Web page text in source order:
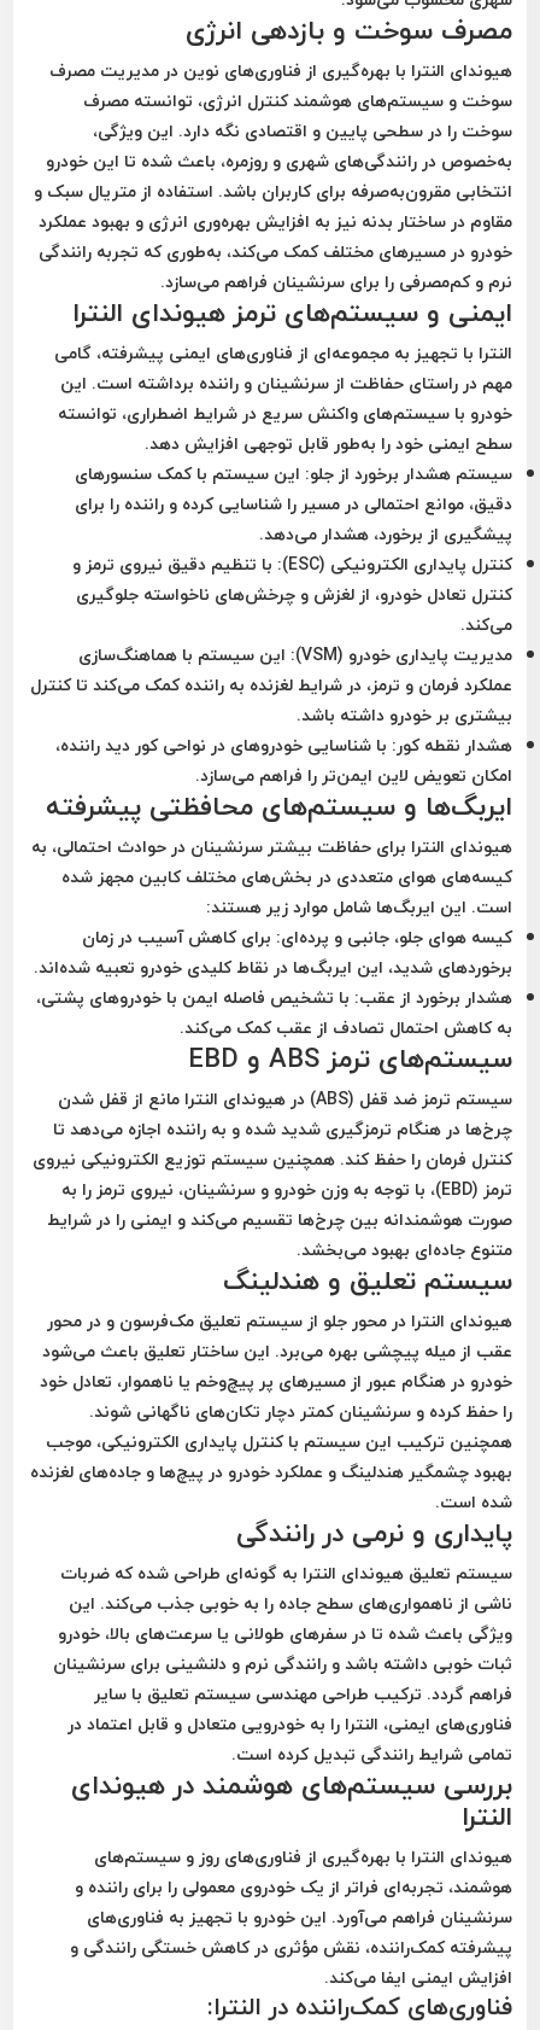
مصرف سوخت و بازدهی انرژی
هیوندای النترا با بهره‌گیری از فناوری‌های نوین در مدیریت مصرف
سوخت و سیستم‌های هوشمند کنترل انرژی، توانسته مصرف
سوخت را در سطحی پایین و اقتصادی نگه دارد. این ویژگی،
به‌خصوص در رانندگی‌های شهری و روزمره، باعث شده تا این خودرو
انتخابی مقرون‌به‌صرفه برای کاربران باشد. استفاده از متریال سبک و
مقاوم در ساختار بدنه نیز به افزایش بهره‌وری انرژی و بهبود عملکرد
خودرو در مسیرهای مختلف کمک می‌کند، به‌طوری که تجربه رانندگی
نرم و کم‌مصرفی را برای سرنشینان فراهم می‌سازد.
ایمنی و سیستم‌های ترمز هیوندای النترا
النترا با تجهیز به مجموعه‌ای از فناوری‌های ایمنی پیشرفته، گامی
مهم در راستای حفاظت از سرنشینان و راننده برداشته است. این
خودرو با سیستم‌های واکنش سریع در شرایط اضطراری، توانسته
سطح ایمنی خود را به‌طور قابل توجهی افزایش دهد.
سیستم هشدار برخورد از جلو: این سیستم با کمک سنسورهای
دقیق، موانع احتمالی در مسیر را شناسایی کرده و راننده را برای
پیشگیری از برخورد، هشدار می‌دهد.
کنترل پایداری الکترونیکی (ESC):
با تنظیم دقیق نیروی ترمز و
کنترل تعادل خودرو، از لغزش و چرخش‌های ناخواسته جلوگیری
می‌کند.
مدیریت پایداری خودرو (VSM):
این سیستم با هماهنگ‌سازی
عملکرد فرمان و ترمز، در شرایط لغزنده به راننده کمک می‌کند تا کنترل
بیشتری بر خودرو داشته باشد.
هشدار نقطه کور: با شناسایی خودروهای در نواحی کور دید راننده،
امکان تعویض لاین ایمن‌تر را فراهم می‌سازد.
ایربگ‌ها و سیستم‌های محافظتی پیشرفته
هیوندای النترا برای حفاظت بیشتر سرنشینان در حوادث احتمالی، به
کیسه‌های هوای متعددی در بخش‌های مختلف کابین مجهز شده
است. این ایربگ‌ها شامل موارد زیر هستند:
کیسه هوای جلو، جانبی و پرده‌ای: برای کاهش آسیب در زمان
برخوردهای شدید، این ایربگ‌ها در نقاط کلیدی خودرو تعبیه شده‌اند.
هشدار برخورد از عقب: با تشخیص فاصله ایمن با خودروهای پشتی،
به کاهش احتمال تصادف از عقب کمک می‌کند.
سیستم‌های ترمز ABS و EBD
سیستم ترمز ضد قفل (ABS) در هیوندای النترا مانع از قفل شدن
چرخ‌ها در هنگام ترمزگیری شدید شده و به راننده اجازه می‌دهد تا
کنترل فرمان را حفظ کند. همچنین سیستم توزیع الکترونیکی نیروی
ترمز (EBD)، با توجه به وزن خودرو و سرنشینان، نیروی ترمز را به
صورت هوشمندانه بین چرخ‌ها تقسیم می‌کند و ایمنی را در شرایط
متنوع جاده‌ای بهبود می‌بخشد.
سیستم تعلیق و هندلینگ
هیوندای النترا در محور جلو از سیستم تعلیق مک‌فرسون و در محور
عقب از میله پیچشی بهره می‌برد. این ساختار تعلیق باعث می‌شود
خودرو در هنگام عبور از مسیرهای پر پیچ‌وخم یا ناهموار، تعادل خود
را حفظ کرده و سرنشینان کمتر دچار تکان‌های ناگهانی شوند.
همچنین ترکیب این سیستم با کنترل پایداری الکترونیکی، موجب
بهبود چشمگیر هندلینگ و عملکرد خودرو در پیچ‌ها و جاده‌های لغزنده
شده است.
پایداری و نرمی در رانندگی
سیستم تعلیق هیوندای النترا به گونه‌ای طراحی شده که ضربات
ناشی از ناهمواری‌های سطح جاده را به خوبی جذب می‌کند. این
ویژگی باعث شده تا در سفرهای طولانی یا سرعت‌های بالا، خودرو
ثبات خوبی داشته باشد و رانندگی نرم و دلنشینی برای سرنشینان
فراهم گردد. ترکیب طراحی مهندسی سیستم تعلیق با سایر
فناوری‌های ایمنی، النترا را به خودرویی متعادل و قابل اعتماد در
تمامی شرایط رانندگی تبدیل کرده است.
بررسی سیستم‌های هوشمند در هیوندای
النترا
هیوندای النترا با بهره‌گیری از فناوری‌های روز و سیستم‌های
هوشمند، تجربه‌ای فراتر از یک خودروی معمولی را برای راننده و
سرنشینان فراهم می‌آورد. این خودرو با تجهیز به فناوری‌های
پیشرفته کمک‌راننده، نقش مؤثری در کاهش خستگی رانندگی و
افزایش ایمنی ایفا می‌کند.
فناوری‌های کمک‌راننده در النترا: